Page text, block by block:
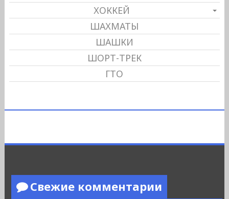
ХОККЕЙ
ШАХМАТЫ
ШАШКИ
ШОРТ-ТРЕК
ГТО
Свежие комментарии